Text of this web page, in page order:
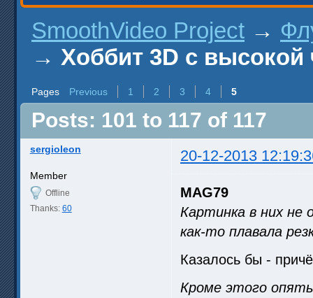
SmoothVideo Project →
→ Хоббит 3D с высокой
Pages Previous 1 2 3 4 5
Posts: 101 to 117 of 117
sergioleon 20-12-2013
Member
Offline
Thanks: 60
MAG79
Картинка в них не
как-то плавала
Казалось бы -
Кроме этого